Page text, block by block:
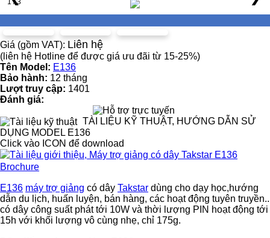
1 / 3
Giá (gồm VAT): Liên hệ
(liên hệ Hotline để được giá ưu đãi từ 15-25%)
Tên Model: E136
Bảo hành: 12 tháng
Lượt truy cập: 1401
Đánh giá:
TÀI LIỆU KỸ THUẬT, HƯỚNG DẪN SỬ
DỤNG MODEL E136
Click vào ICON để download
Brochure
E136 máy trợ giảng có dây Takstar dùng cho dạy học,hướng
dẫn du lịch, huấn luyện, bán hàng, các hoạt động tuyên truyền..
có dây công suất phát tới 10W và thời lượng PIN hoạt động tới
15h với khối lượng vô cùng nhẹ, chỉ 175g.